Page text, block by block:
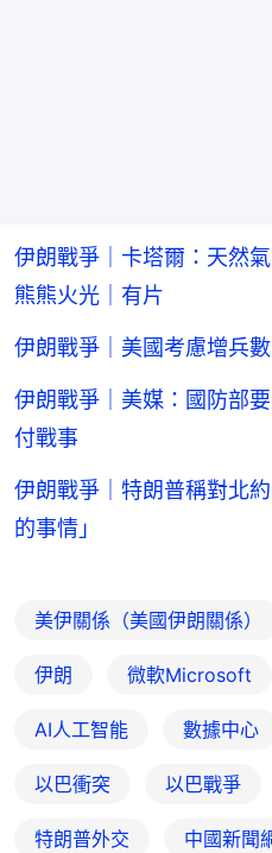
伊朗戰爭｜卡塔爾：天然
熊熊火光｜有片
伊朗戰爭｜美國考慮增兵
伊朗戰爭｜美媒：國防部
付戰事
伊朗戰爭｜特朗普稱對北
的事情」
美伊關係（美國伊朗關係）
伊朗 微軟Microsoft
AI人工智能 數據中心
以巴衝突 以巴戰爭
特朗普外交 中國新聞